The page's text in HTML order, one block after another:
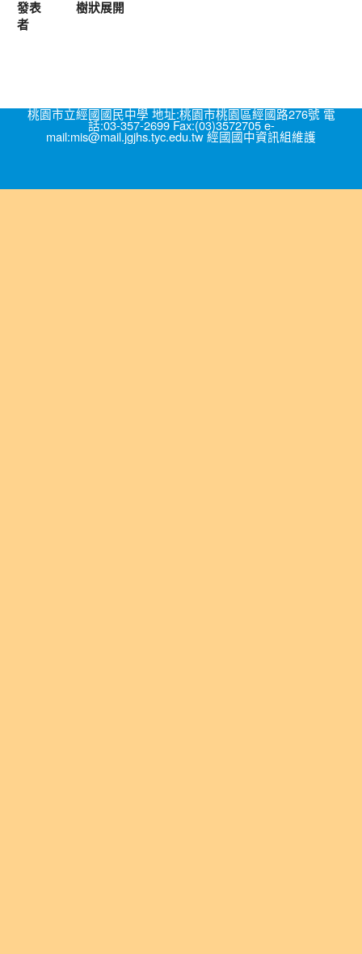
發表
者
樹狀展開
桃園市立經國國民中學 地址:桃園市桃園區經國路276號 電
話:03-357-2699 Fax:(03)3572705 e-
mail:mis@mail.jgjhs.tyc.edu.tw 經國國中資訊組維護